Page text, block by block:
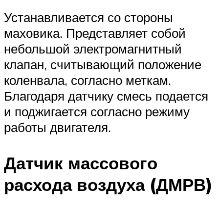
Устанавливается со стороны
маховика. Представляет собой
небольшой электромагнитный
клапан, считывающий положение
коленвала, согласно меткам.
Благодаря датчику смесь подается
и поджигается согласно режиму
работы двигателя.
Датчик массового
расхода воздуха (ДМРВ)